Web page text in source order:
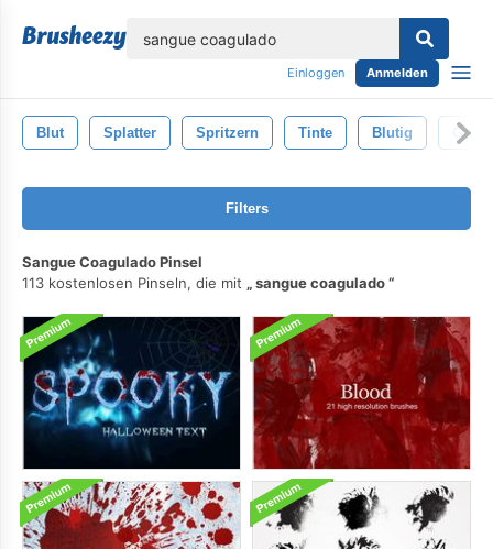
Einloggen Anmelden
Blut Splatter Spritzern Tinte Blutig
Filters
Sangue Coagulado Pinsel
113 kostenlosen Pinseln, die mit
sangue coagulado